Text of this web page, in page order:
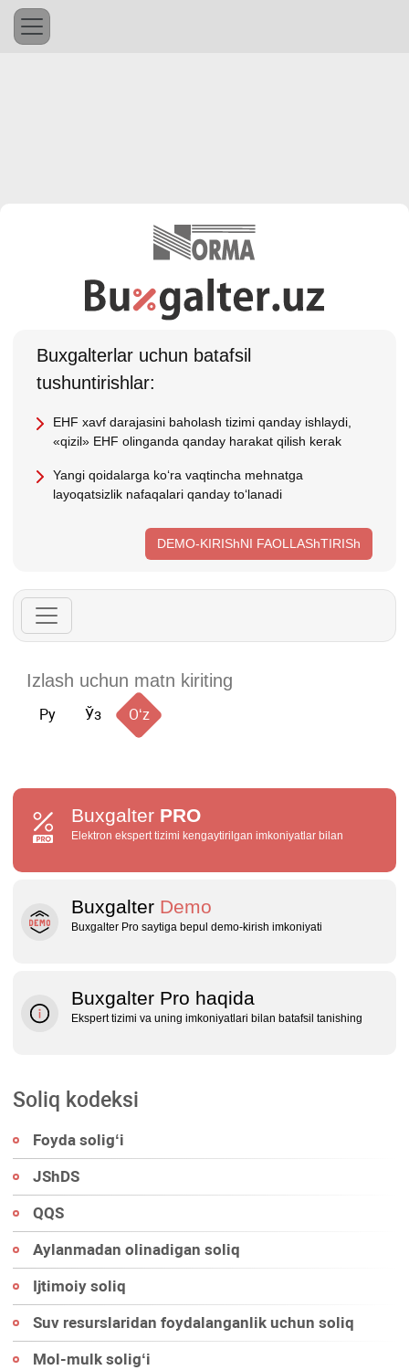
Buхgalterlar uchun batafsil
tushuntirishlar:
EHF хavf darajasini baholash tizimi qanday ishlaydi,
«qizil» EHF olinganda qanday harakat qilish kerak
Yangi qoidalarga koʻra vaqtincha mehnatga
layoqatsizlik nafaqalari qanday toʻlanadi
DEMO-KIRIShNI FAOLLAShTIRISh
Ру Ўз Oʻz
Buxgalter PRO
Elektron ekspert tizimi kengaytirilgan imkoniyatlar bilan
Buxgalter Demo
Buxgalter Pro saytiga bepul demo‑kirish imkoniyati
Buxgalter Pro haqida
Ekspert tizimi va uning imkoniyatlari bilan batafsil tanishing
Soliq kodeksi
Foyda soligʻi
JShDS
QQS
Aylanmadan olinadigan soliq
Ijtimoiy soliq
Suv resurslaridan foydalanganlik uchun soliq
Mol-mulk soligʻi